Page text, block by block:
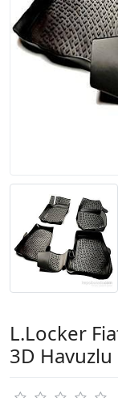
L.Locker
3D Havuzlu